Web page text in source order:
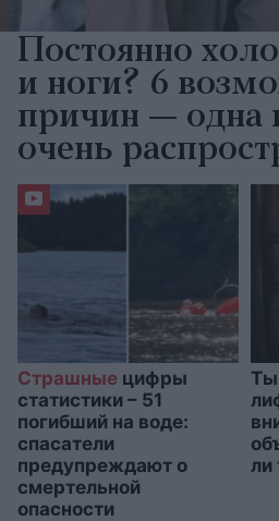
Постоянно
и ноги? 6
причин — одна
очень
Страшные цифры
статистики – 51
погибший на воде:
спасатели
предупреждают о
смертельной
опасности
Ты
ли